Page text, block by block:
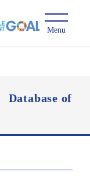
Database of